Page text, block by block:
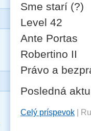
Sme starí (?)
Level 42
Ante Portas
Robertino II
Právo a
Posledná
Celý príspevok